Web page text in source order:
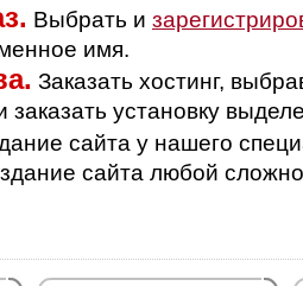
Выбрать и
имя.
Заказать хостинг,
установку
сайта у нашего
сайта любой